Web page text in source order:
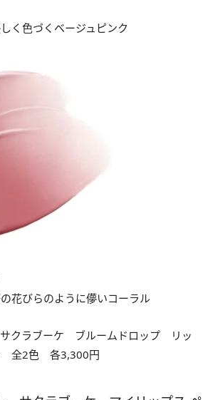
く色づくベージュピンク
花びらのように儚いコーラル
クラブーケ ブルームドロップ リッ
全2色 各3,300円